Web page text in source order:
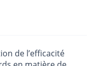
de l’efficacité